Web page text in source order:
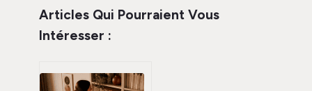
Articles Qui Pourraient Vous
Intéresser :